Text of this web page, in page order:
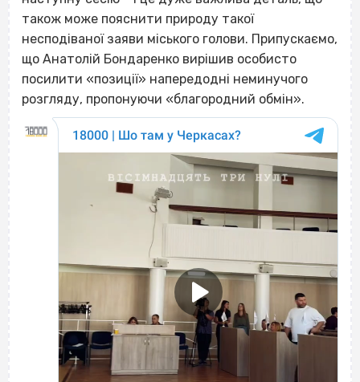
також може пояснити природу такої
несподіваної заяви міського голови. Припускаємо,
що Анатолій Бондаренко вирішив особисто
посилити «позиції» напередодні неминучого
розгляду, пропонуючи «благородний обмін».